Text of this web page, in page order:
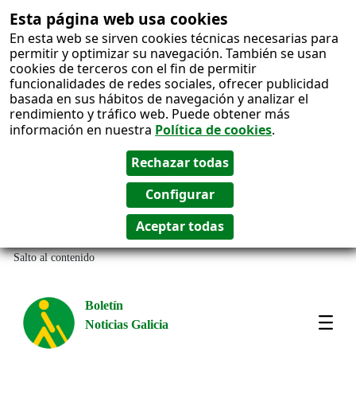
Esta página web usa cookies
En esta web se sirven cookies técnicas necesarias para
permitir y optimizar su navegación. También se usan
cookies de terceros con el fin de permitir
funcionalidades de redes sociales, ofrecer publicidad
basada en sus hábitos de navegación y analizar el
rendimiento y tráfico web. Puede obtener más
información en nuestra Política de cookies.
Salto al contenido
Boletín
Noticias Galicia